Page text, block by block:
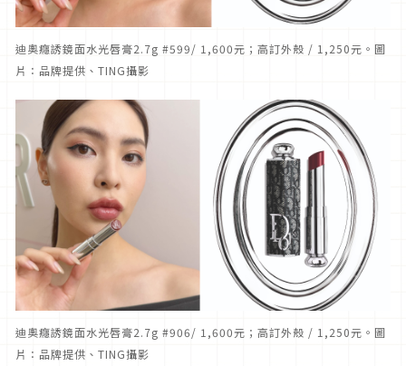
迪奧癮誘鏡面水光唇膏2.7g #599/ 1,600元；高訂外殼 / 1,250元。圖
片：品牌提供、TING攝影
迪奧癮誘鏡面水光唇膏2.7g #906/ 1,600元；高訂外殼 / 1,250元。圖
片：品牌提供、TING攝影